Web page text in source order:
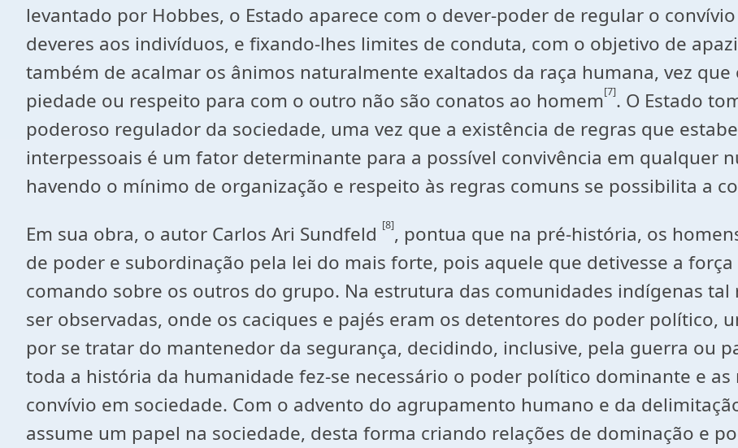
levantado por Hobbes, o Estado aparece com o dever-poder de regular o
deveres aos indivíduos, e fixando-lhes limites de conduta, com o objetivo de
também de acalmar os ânimos naturalmente exaltados da raça humana, vez
piedade ou respeito para com o outro não são conatos ao homem[7]. O Estado
poderoso regulador da sociedade, uma vez que a existência de regras que
interpessoais é um fator determinante para a possível convivência em qualquer
havendo o mínimo de organização e respeito às regras comuns se possibilita a
Em sua obra, o autor Carlos Ari Sundfeld [8], pontua que na pré-história, os
de poder e subordinação pela lei do mais forte, pois aquele que detivesse a
comando sobre os outros do grupo. Na estrutura das comunidades indígenas
ser observadas, onde os caciques e pajés eram os detentores do poder político,
por se tratar do mantenedor da segurança, decidindo, inclusive, pela guerra ou
toda a história da humanidade fez-se necessário o poder político dominante e
convívio em sociedade. Com o advento do agrupamento humano e da
assume um papel na sociedade, desta forma criando relações de dominação e